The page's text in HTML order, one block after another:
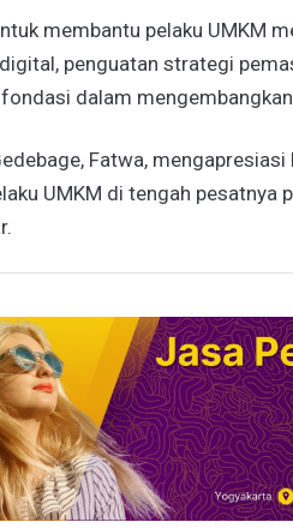
membantu pelaku UMKM
penguatan strategi
dalam
Fatwa,
UMKM di tengah pesatnya